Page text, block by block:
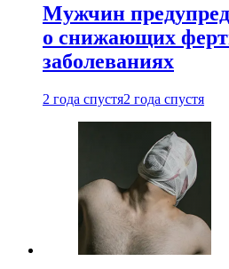
Мужчин
о снижающих
заболеваниях
2 года спустя2 года спустя